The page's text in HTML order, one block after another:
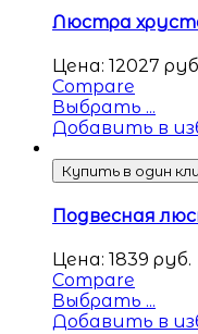
Люстра
Цена: 12027
Compare
Выбрать ...
Добавить в
Купить в один
Подвесная
Цена: 1839 руб.
Compare
Выбрать ...
Добавить в